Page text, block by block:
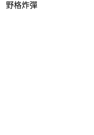
野格炸彈